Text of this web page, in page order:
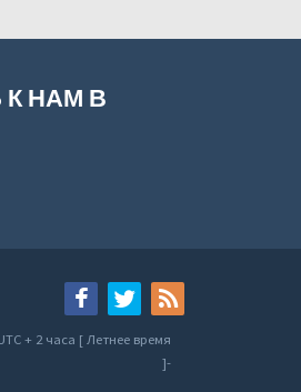
НАМ В
+ 2 часа [ Летнее время
]-